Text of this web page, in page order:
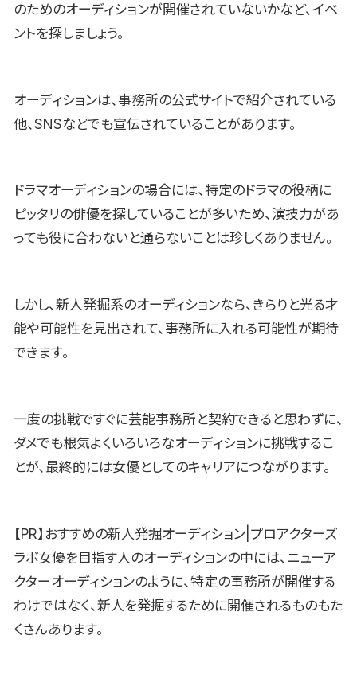
のためのオーディションが開催されていないかなど、イベ
ントを探しましょう。
オーディションは、事務所の公式サイトで紹介されている
他、SNSなどでも宣伝されていることがあります。
ドラマオーディションの場合には、特定のドラマの役柄に
ピッタリの俳優を探していることが多いため、演技力があ
っても役に合わないと通らないことは珍しくありません。
しかし、新人発掘系のオーディションなら、きらりと光る才
能や可能性を見出されて、事務所に入れる可能性が期待
できます。
一度の挑戦ですぐに芸能事務所と契約できると思わずに、
ダメでも根気よくいろいろなオーディションに挑戦するこ
とが、最終的には女優としてのキャリアにつながります。
【PR】おすすめの新人発掘オーディション|プロアクターズ
ラボ女優を目指す人のオーディションの中には、ニューア
クターオーディションのように、特定の事務所が開催する
わけではなく、新人を発掘するために開催されるものもた
くさんあります。